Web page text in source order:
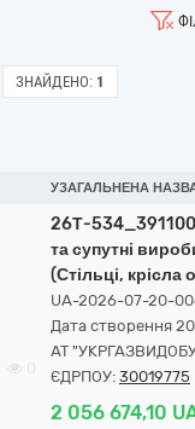
ЗНАЙДЕНО: 1
УЗАГАЛЬНЕНА
26Т-
та супутні
(Стільці, крісла
UA-2026-07-20-
Дата створення
АТ
ЄДРПОУ: 30019775
2 056 674,10